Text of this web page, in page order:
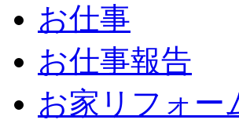
お仕事
お仕事報告
お家リフォー